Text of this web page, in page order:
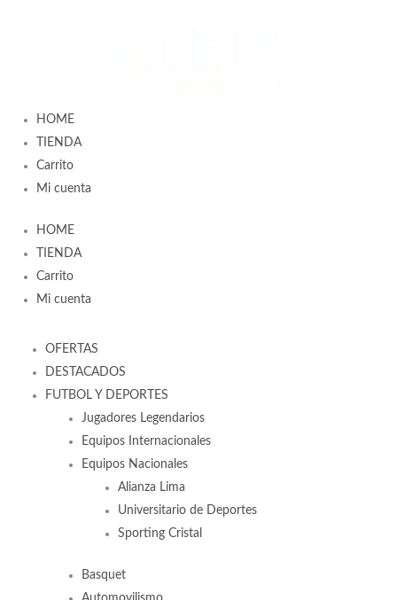
HOME
TIENDA
Carrito
Mi cuenta
HOME
TIENDA
Carrito
Mi cuenta
OFERTAS
DESTACADOS
FUTBOL Y DEPORTES
Jugadores Legendarios
Equipos Internacionales
Equipos Nacionales
Alianza Lima
Universitario de Deportes
Sporting Cristal
Basquet